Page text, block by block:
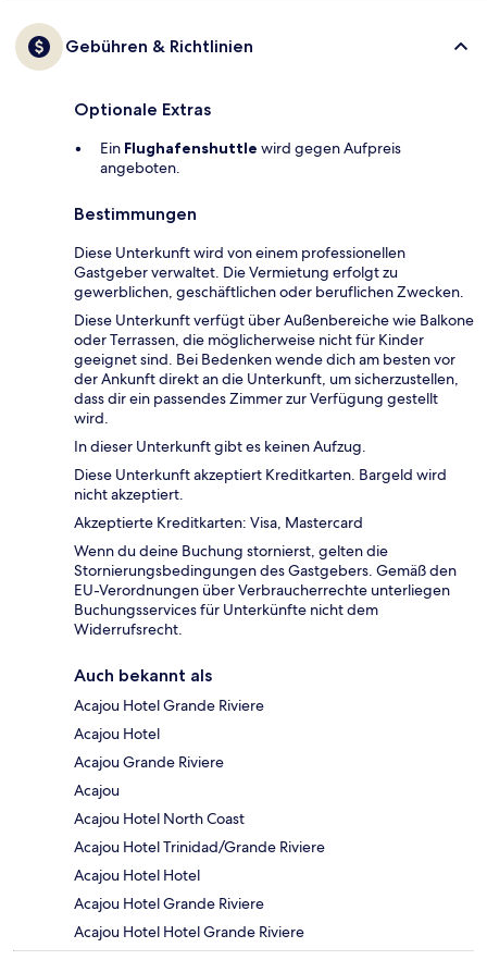
Gebühren & Richtlinien
Optionale Extras
Ein Flughafenshuttle wird gegen Aufpreis
angeboten.
Bestimmungen
Diese Unterkunft wird von einem professionellen
Gastgeber verwaltet. Die Vermietung erfolgt zu
gewerblichen, geschäftlichen oder beruflichen Zwecken.
Diese Unterkunft verfügt über Außenbereiche wie Balkone
oder Terrassen, die möglicherweise nicht für Kinder
geeignet sind. Bei Bedenken wende dich am besten vor
der Ankunft direkt an die Unterkunft, um sicherzustellen,
dass dir ein passendes Zimmer zur Verfügung gestellt
wird.
In dieser Unterkunft gibt es keinen Aufzug.
Diese Unterkunft akzeptiert Kreditkarten. Bargeld wird
nicht akzeptiert.
Akzeptierte Kreditkarten: Visa, Mastercard
Wenn du deine Buchung stornierst, gelten die
Stornierungsbedingungen des Gastgebers. Gemäß den
EU-Verordnungen über Verbraucherrechte unterliegen
Buchungsservices für Unterkünfte nicht dem
Widerrufsrecht.
Auch bekannt als
Acajou Hotel Grande Riviere
Acajou Hotel
Acajou Grande Riviere
Acajou
Acajou Hotel North Coast
Acajou Hotel Trinidad/Grande Riviere
Acajou Hotel Hotel
Acajou Hotel Grande Riviere
Acajou Hotel Hotel Grande Riviere